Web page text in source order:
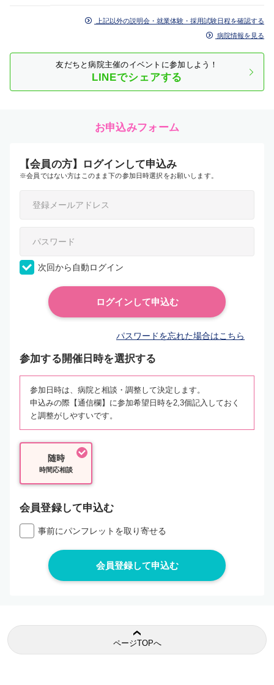
上記以外の説明会・就業体験・採用試験日程を確認する
病院情報を見る
友だちと病院主催のイベントに参加しよう！
LINEでシェアする
お申込みフォーム
【会員の方】ログインして申込み
※会員ではない方はこのまま下の参加日時選択をお願いします。
次回から自動ログイン
パスワードを忘れた場合はこちら
参加する開催日時を選択する
参加日時は、病院と相談・調整して決定します。
申込みの際【通信欄】に参加希望日時を2,3個記入しておく
と調整がしやすいです。
随時
時間応相談
会員登録して申込む
事前にパンフレットを取り寄せる
ページTOPへ